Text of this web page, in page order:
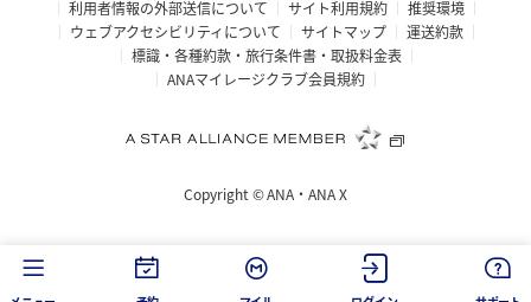
利用者情報の外部送信について
サイト利用規約
推奨環境
ウェブアクセシビリティについて
サイトマップ
運送約款
標識・各種約款・旅行条件書・取扱料金表
ANAマイレージクラブ会員規約
Copyright ©ANA・ANA X